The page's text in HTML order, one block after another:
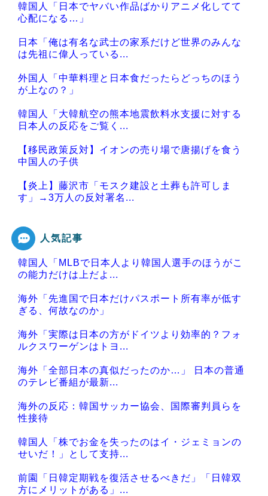
韓国人「日本でヤバい作品ばかりアニメ化してて
心配になる…」
日本「俺は有名な武士の家系だけど世界のみんな
は先祖に偉人っている...
外国人「中華料理と日本食だったらどっちのほう
が上なの？」
韓国人「大韓航空の熊本地震飲料水支援に対する
日本人の反応をご覧く...
【移民政策反対】イオンの売り場で唐揚げを食う
中国人の子供
【炎上】藤沢市「モスク建設と土葬も許可しま
す」→3万人の反対署名...
Powered by livedoor 相互RSS
人気記事
韓国人「MLBで日本人より韓国人選手のほうがこ
の能力だけは上だよ...
海外「先進国で日本だけパスポート所有率が低す
ぎる、何故なのか」
海外「実際は日本の方がドイツより効率的？フォ
ルクスワーゲンはトヨ...
海外「全部日本の真似だったのか…」 日本の普通
のテレビ番組が最新...
海外の反応：韓国サッカー協会、国際審判員らを
性接待
韓国人「株でお金を失ったのはイ・ジェミョンの
せいだ！」として支持...
前園「日韓定期戦を復活させるべきだ」「日韓双
方にメリットがある」...